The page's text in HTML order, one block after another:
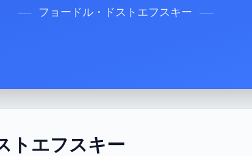
── フョードル・ドストエフスキー ──
トエフスキー